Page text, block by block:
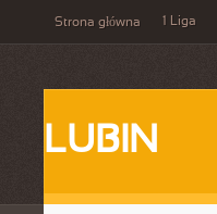
Strona główna 1 Liga
LUBIN